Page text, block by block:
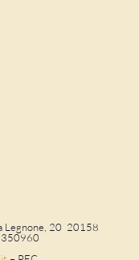
Legnone, 20 20158